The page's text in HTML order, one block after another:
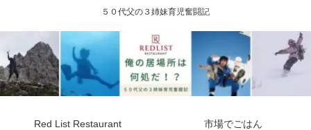
５０代父の３姉妹育児奮闘記
Red List Restaurant 市場でごはん